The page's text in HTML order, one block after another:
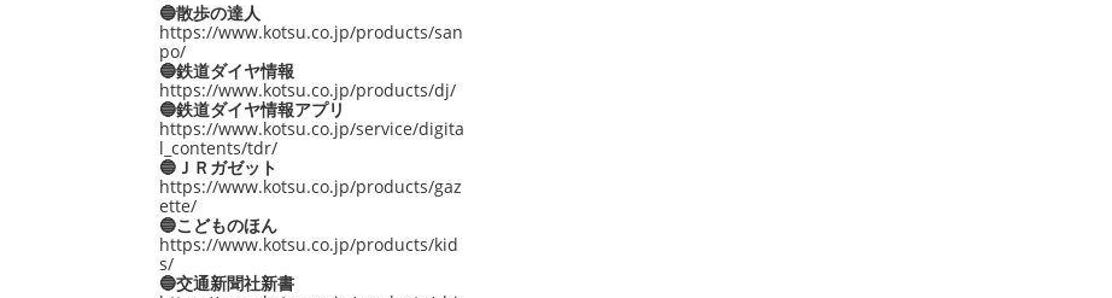
🔵散歩の達人
https://www.kotsu.co.jp/products/san
po/
🔵鉄道ダイヤ情報
https://www.kotsu.co.jp/products/dj/
🔵鉄道ダイヤ情報アプリ
https://www.kotsu.co.jp/service/digita
l_contents/tdr/
🔵ＪＲガゼット
https://www.kotsu.co.jp/products/gaz
ette/
🔵こどものほん
https://www.kotsu.co.jp/products/kid
s/
🔵交通新聞社新書